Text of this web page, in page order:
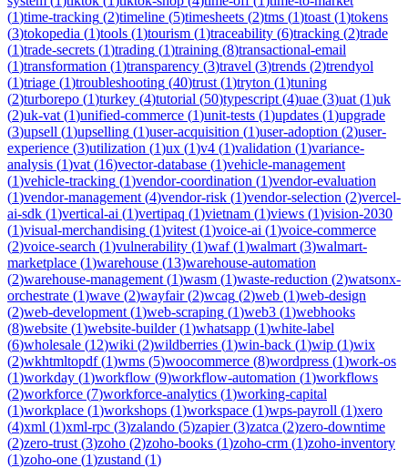
(1)time-tracking (2)timeline (5)timesheets (2)tms (1)toast (1)tokens
(3)tokopedia (1)tools (1)tourism (1)traceability (6)tracking (2)trade
(1)trade-secrets (1)trading (1)training (8)transactional-email
(1)transformation (1)transparency (3)travel (3)trends (2)trendyol
(1)triage (1)troubleshooting (40)trust (1)tryton (1)tuning
(2)turborepo (1)turkey (4)tutorial (50)typescript (4)uae (3)uat (1)uk
(2)uk-vat (1)unified-commerce (1)unit-tests (1)updates (1)upgrade
(3)upsell (1)upselling (1)user-acquisition (1)user-adoption (2)user-
experience (3)utilization (1)ux (1)v4 (1)validation (1)variance-
analysis (1)vat (16)vector-database (1)vehicle-management
(1)vehicle-tracking (1)vendor-coordination (1)vendor-evaluation
(1)vendor-management (4)vendor-risk (1)vendor-selection (2)vercel-
ai-sdk (1)vertical-ai (1)vertipaq (1)vietnam (1)views (1)vision-2030
(1)visual-merchandising (1)vitest (1)voice-ai (1)voice-commerce
(2)voice-search (1)vulnerability (1)waf(1)walmart (3)walmart-
marketplace (1)warehouse (13)warehouse-automation
(2)warehouse-management (1)wasm (1)waste-reduction (2)watsonx-
orchestrate (1)wave (2)wayfair(2)wcag (2)web (1)web-design
(2)web-development (1)web-scraping (1)web3 (1)webhooks
(8)website (1)website-builder(1)whatsapp (1)white-label
(6)wholesale (12)wiki (2)wildberries (1)win-back (1)wip (1)wix
(2)wkhtmltopdf(1)wms (5)woocommerce (8)wordpress (1)work-os
(1)workday (1)workflow (9)workflow-automation (1)workflows
(2)workforce (7)workforce-analytics (1)working-capital
(1)workplace (1)workshops (1)workspace (1)wps-payroll (1)xero
(4)xml (1)xml-rpc (3)zalando (5)zapier(3)zatca (2)zero-downtime
(2)zero-trust (3)zoho (2)zoho-books (1)zoho-crm (1)zoho-inventory
(1)zoho-one (1)zustand (1)